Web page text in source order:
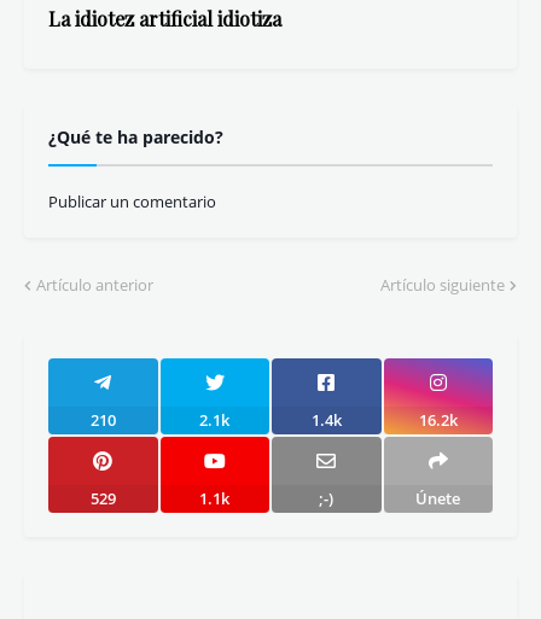
La idiotez artificial idiotiza
¿Qué te ha parecido?
Publicar un comentario
Artículo anterior Artículo siguiente
210 2.1k 1.4k 16.2k
529 1.1k ;-) Únete